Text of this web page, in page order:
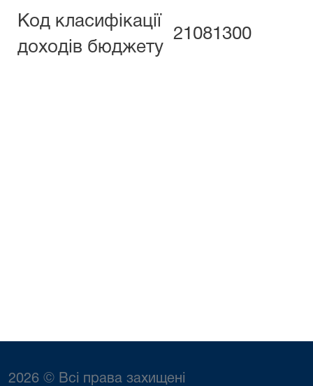
Код класифікації
доходів бюджету
21081300
2026 © Всі права захищені